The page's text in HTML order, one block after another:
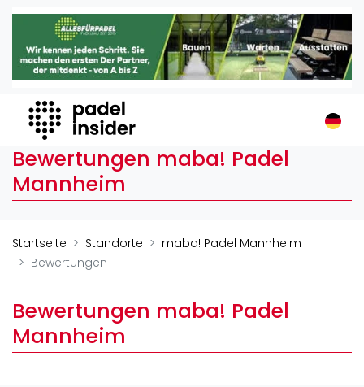
Padel Insider
Home
Organisationen
Buchungssysteme
Padel-Shops
Padel-Marken
Verschiedenes
Veranstaltungen
Turniere
International
Playtomic
Bewertungen maba! Padel
Mannheim
Startseite Standorte
maba! Padel Mannheim
Bewertungen
Bewertungen maba! Padel
Mannheim